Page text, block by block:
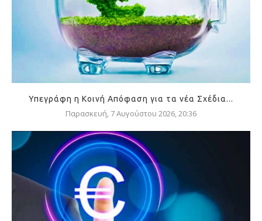
Υπεγράφη η Κοινή Απόφαση για τα νέα Σχέδια...
Παρασκευή, 7 Αυγούστου 2026, 20:36